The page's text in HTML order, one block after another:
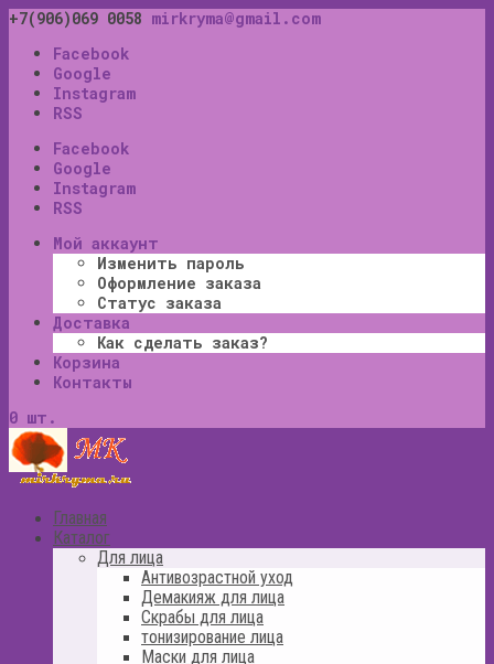
+7(906)069 0058 mirkryma@gmail.com
Facebook
Google
Instagram
RSS
Facebook
Google
Instagram
RSS
Мой аккаунт
Изменить пароль
Оформление заказа
Статус заказа
Доставка
Как сделать заказ?
Корзина
Контакты
0 шт.
Главная
Каталог
Для лица
Антивозрастной уход
Демакияж для лица
Скрабы для лица
тонизирование лица
Маски для лица